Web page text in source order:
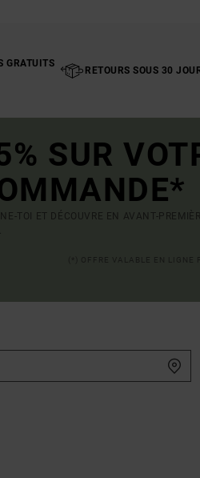
GRATUITS
RETOURS SOUS 30
SUR
TOI ET DÉCOUVRE EN AVANT-